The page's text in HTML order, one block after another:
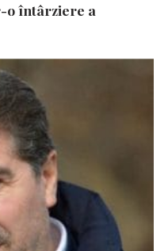
o întârziere a